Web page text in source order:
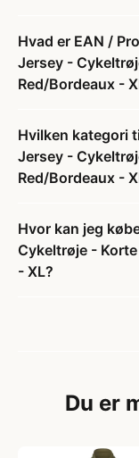
Hvad er EAN /
Jersey -
Red/Bordeaux -
Hvilken kategori
Jersey -
Red/Bordeaux -
Hvor kan jeg
Cykeltrøje -
- XL?
Du er